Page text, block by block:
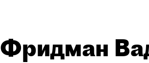
Фридман